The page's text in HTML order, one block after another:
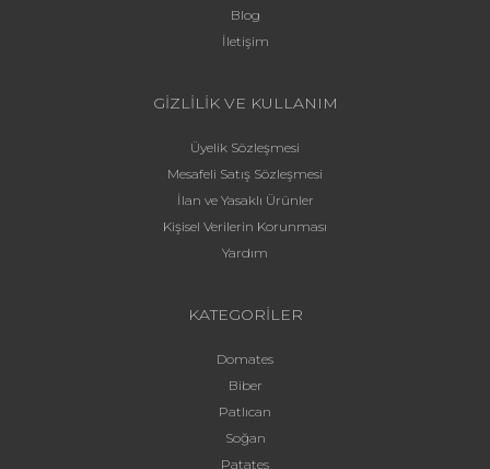
Blog
İletişim
GİZLİLİK VE KULLANIM
Üyelik Sözleşmesi
Mesafeli Satış Sözleşmesi
İlan ve Yasaklı Ürünler
Kişisel Verilerin Korunması
Yardım
KATEGORİLER
Domates
Biber
Patlıcan
Soğan
Patates